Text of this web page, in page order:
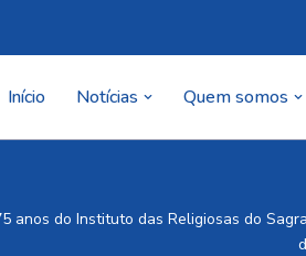
Início Notícias Quem somos
anos do Instituto das Religiosas do